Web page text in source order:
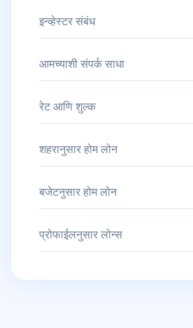
इन्व्हेस्टर संबंध
आमच्याशी संपर्क साधा
रेट आणि शुल्क
शहरानुसार होम लोन
बजेटनुसार होम लोन
प्रोफाईलनुसार लोन्स